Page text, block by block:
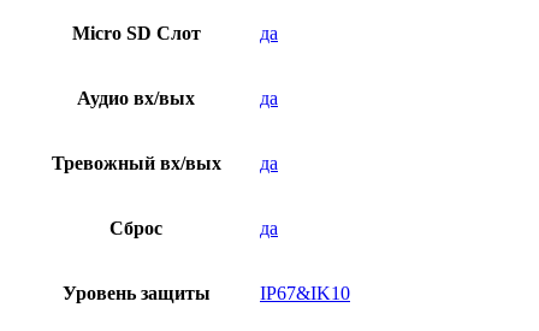
Micro SD Слот да
Аудио вх/вых да
Тревожный вх/вых да
Сброс да
Уровень защиты IP67&IK10